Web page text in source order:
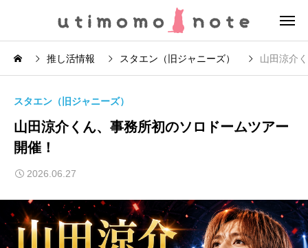
推し活情報 スタエン（旧ジャニーズ） 山田涼介
スタエン（旧ジャニーズ）
山田涼介くん、事務所初のソロドームツアー
開催！
2026.06.27